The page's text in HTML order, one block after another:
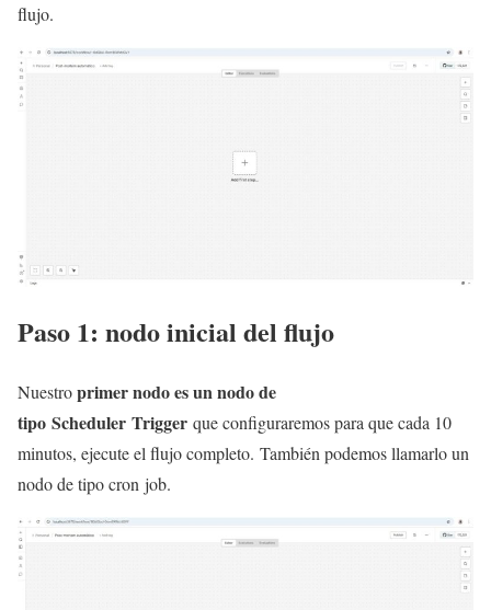
flujo.
Paso 1: nodo inicial del flujo
Nuestroprimer nodo es un nodo de
tipo Scheduler Trigger que configuraremos para que cada 10
minutos, ejecute el flujo completo. También podemos llamarlo un
nodo de tipo cron job.